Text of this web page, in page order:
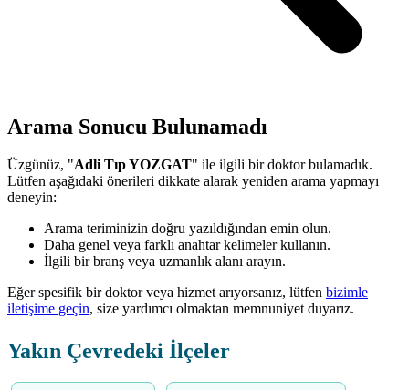
Arama Sonucu Bulunamadı
Üzgünüz, "Adli Tıp YOZGAT" ile ilgili bir doktor bulamadık.
Lütfen aşağıdaki önerileri dikkate alarak yeniden arama yapmayı
deneyin:
Arama teriminizin doğru yazıldığından emin olun.
Daha genel veya farklı anahtar kelimeler kullanın.
İlgili bir branş veya uzmanlık alanı arayın.
Eğer spesifik bir doktor veya hizmet arıyorsanız, lütfen bizimle
iletişime geçin, size yardımcı olmaktan memnuniyet duyarız.
Yakın Çevredeki İlçeler